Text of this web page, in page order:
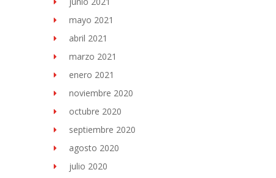
mayo 2021
abril 2021
marzo 2021
enero 2021
noviembre 2020
octubre 2020
septiembre 2020
agosto 2020
julio 2020